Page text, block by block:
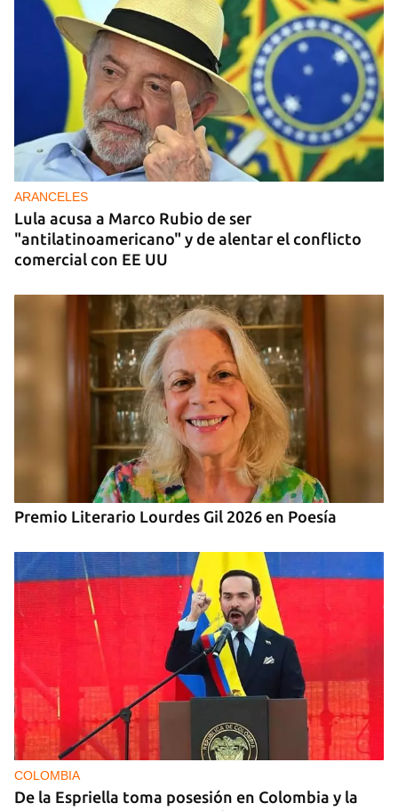
DONACIONES
China entrega otros 5.000 sistemas fotovoltaicos
para zonas rurales de Cuba
ARANCELES
Lula acusa a Marco Rubio de ser
"antilatinoamericano" y de alentar el conflicto
comercial con EE UU
Premio Literario Lourdes Gil 2026 en Poesía
COLOMBIA
De la Espriella toma posesión en Colombia y la